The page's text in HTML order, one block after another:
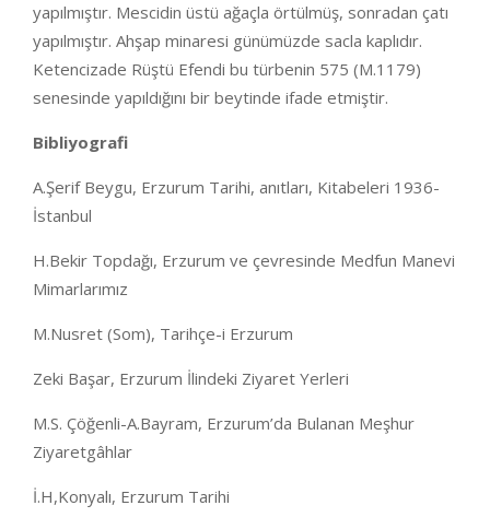
yapılmıştır. Mescidin üstü ağaçla örtülmüş, sonradan çatı
yapılmıştır. Ahşap minaresi günümüzde sacla kaplıdır.
Ketencizade Rüştü Efendi bu türbenin 575 (M.1179)
senesinde yapıldığını bir beytinde ifade etmiştir.
Bibliyografi
A.Şerif Beygu, Erzurum Tarihi, anıtları, Kitabeleri 1936-
İstanbul
H.Bekir Topdağı, Erzurum ve çevresinde Medfun Manevi
Mimarlarımız
M.Nusret (Som), Tarihçe-i Erzurum
Zeki Başar, Erzurum İlindeki Ziyaret Yerleri
M.S. Çöğenli-A.Bayram, Erzurum’da Bulanan Meşhur
Ziyaretgâhlar
İ.H,Konyalı, Erzurum Tarihi